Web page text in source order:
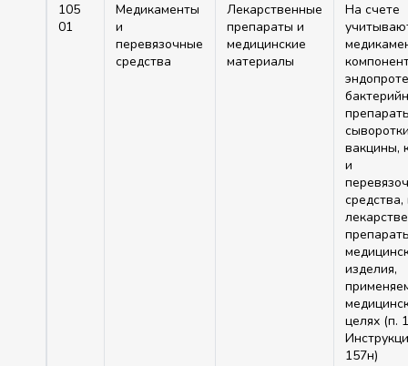
105
01
Медикаменты
и
перевязочные
средства
Лекарственные
препараты и
медицинские
материалы
На счете
вакцины,
и
изделия,
целях (п.
157н)